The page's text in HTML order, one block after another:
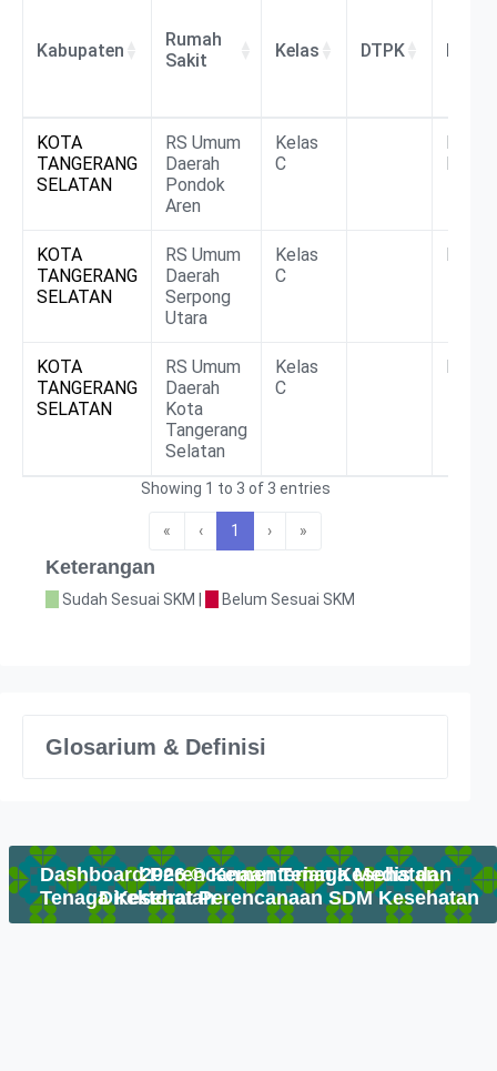
Kabupaten
Rumah
Sakit
Kelas DTPK BLU/
Kabupaten
Sakit
Kelas BLU/
KOTA
TANGERANG
SELATAN
RS Umum
Daerah
Pondok
Aren
Kelas
C
KOTA
TANGERANG
SELATAN
RS Umum
Daerah
Serpong
Utara
Kelas
C
KOTA
TANGERANG
SELATAN
RS Umum
Daerah
Kota
Tangerang
Selatan
Kelas
C
Showing 1 to 3 of 3 entries
« ‹ 1 › »
Keterangan
Sudah Sesuai SKM | Belum Sesuai SKM
Glosarium & Definisi
2026 © Kementerian Kesehatan
Direktorat Perencanaan SDM Kesehatan
Dashboard Perencanaan Tenaga Medis dan
Tenaga Kesehatan